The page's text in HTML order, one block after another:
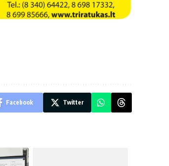
Facebook Twitter